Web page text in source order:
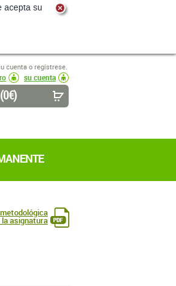
acepta su
cuenta o regístrese.
su cuenta
(0 €)
la asignatura